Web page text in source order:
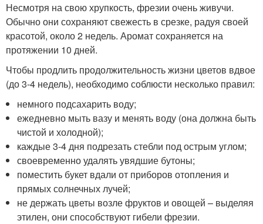
Несмотря на свою хрупкость, фрезии очень живучи.
Обычно они сохраняют свежесть в срезке, радуя своей
красотой, около 2 недель. Аромат сохраняется на
протяжении 10 дней.
Чтобы продлить продолжительность жизни цветов вдвое
(до 3-4 недель), необходимо соблюсти несколько правил:
немного подсахарить воду;
ежедневно мыть вазу и менять воду (она должна быть
чистой и холодной);
каждые 3-4 дня подрезать стебли под острым углом;
своевременно удалять увядшие бутоны;
поместить букет вдали от приборов отопления и
прямых солнечных лучей;
не держать цветы возле фруктов и овощей – выделяя
этилен, они способствуют гибели фрезии.